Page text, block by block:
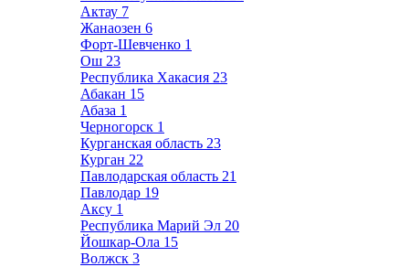
Актау 7
Жанаозен 6
Форт-Шевченко 1
Ош 23
Республика Хакасия 23
Абакан 15
Абаза 1
Черногорск 1
Курганская область 23
Курган 22
Павлодарская область 21
Павлодар 19
Аксу 1
Республика Марий Эл 20
Йошкар-Ола 15
Волжск 3